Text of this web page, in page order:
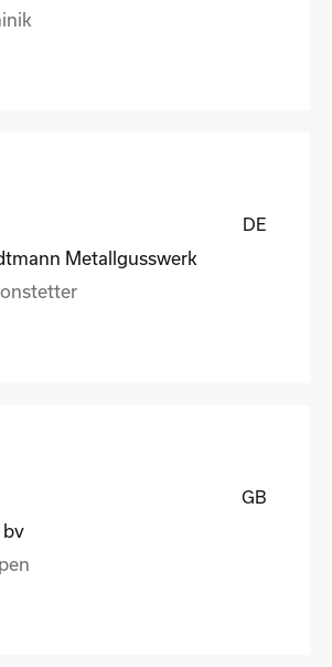
DE
Metallgusswerk
GB
bv